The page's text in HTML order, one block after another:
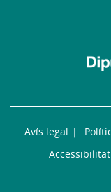
Avís legal
Accessibilitat